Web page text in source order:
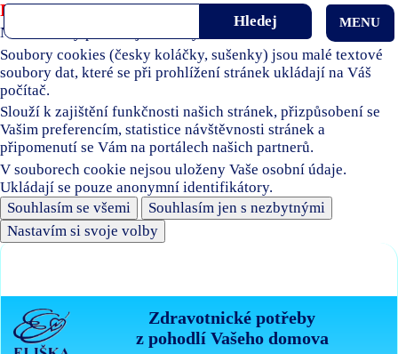
Používáme soubory cookies
Naše stránky používají soubory cookies.
Soubory cookies (česky koláčky, sušenky) jsou malé textové
soubory dat, které se při prohlížení stránek ukládají na Váš
počítač.
Slouží k zajištění funkčnosti našich stránek, přizpůsobení se
Vašim preferencím, statistice návštěvnosti stránek a
připomenutí se Vám na portálech našich partnerů.
V souborech cookie nejsou uloženy Vaše osobní údaje.
Ukládají se pouze anonymní identifikátory.
Souhlasím se všemi
Souhlasím jen s nezbytnými
Nastavím si svoje volby
Zdravotnické potřeby
z pohodlí Vašeho domova
MENU